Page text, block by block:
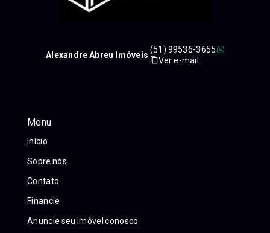
Menu
Início
Sobre nós
Contato
Financie
Anuncie seu imóvel conosco
Alexandre Abreu Imóveis
(51) 99536-3655
Ver e-mail